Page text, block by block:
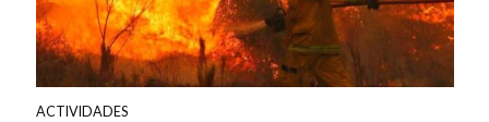
ACTIVIDADES